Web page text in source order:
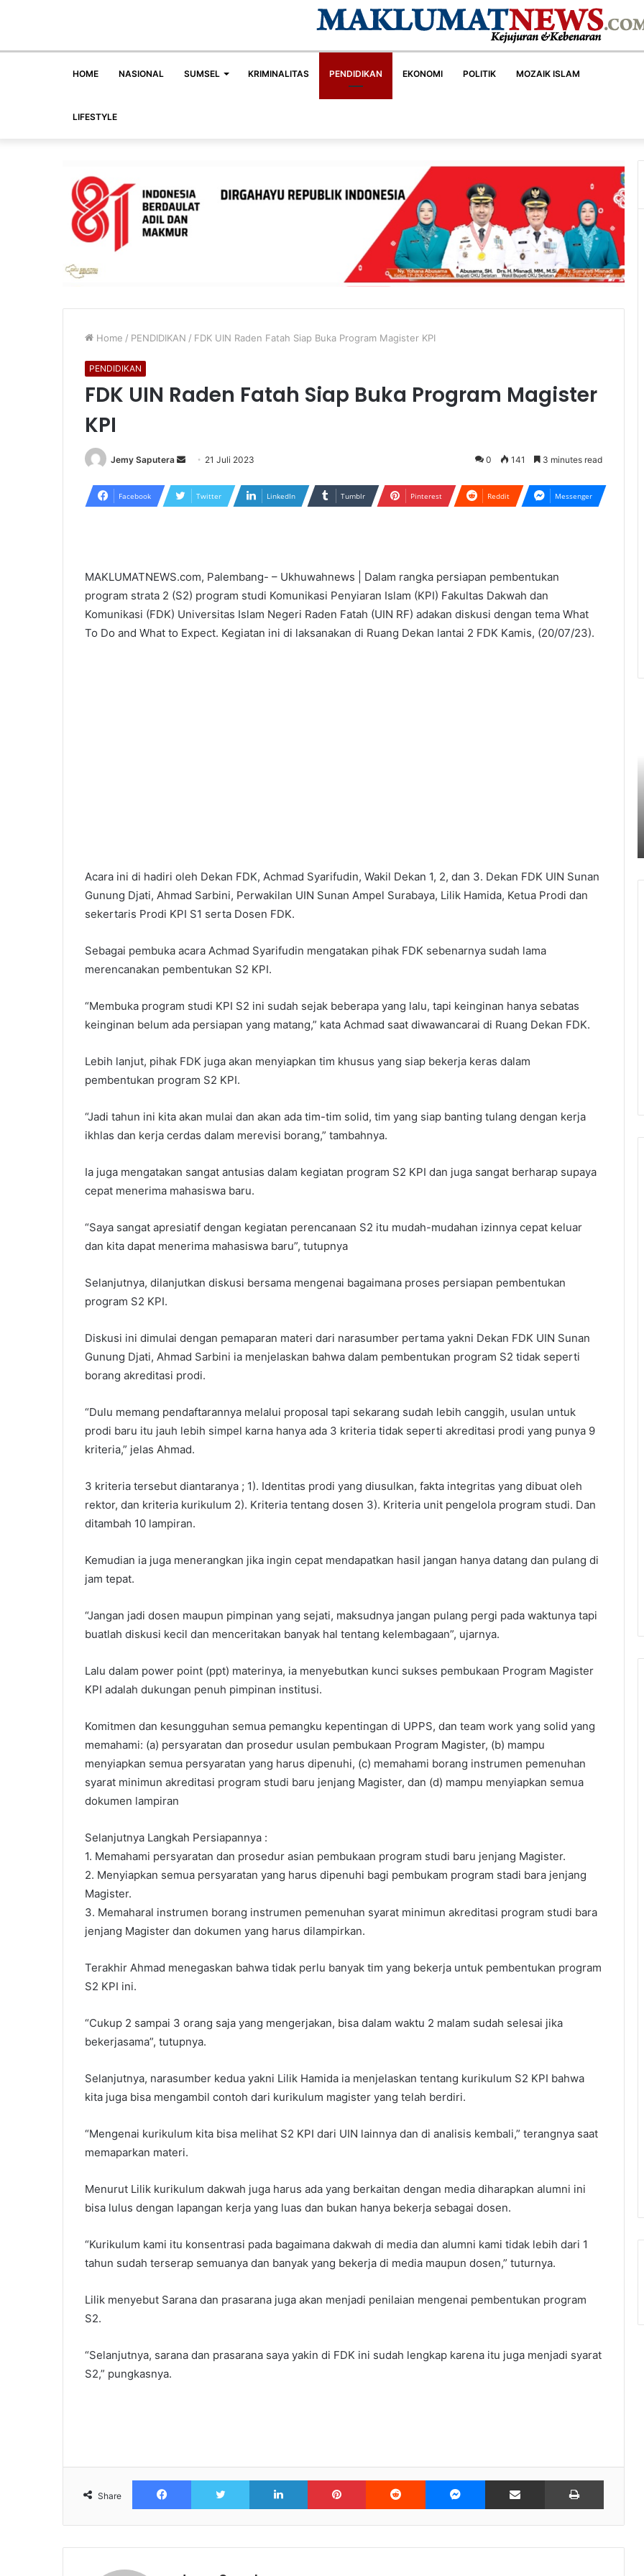
HOME NASIONAL SUMSEL KRIMINALITAS PENDIDIKAN EKONOMI POLITIK MOZAIK ISLAM
LIFESTYLE
Home / PENDIDIKAN / FDK UIN Raden Fatah Siap Buka Program Magister KPI
PENDIDIKAN
FDK UIN Raden Fatah Siap Buka Program Magister
KPI
Jemy Saputera
Send
email
21 Juli 2023 0 141 3 minutes read
Facebook Twitter LinkedIn Tumblr Pinterest Reddit Messenger
MAKLUMATNEWS.com, Palembang- – Ukhuwahnews | Dalam rangka persiapan pembentukan
program strata 2 (S2) program studi Komunikasi Penyiaran Islam (KPI) Fakultas Dakwah dan
Komunikasi (FDK) Universitas Islam Negeri Raden Fatah (UIN RF) adakan diskusi dengan tema What
To Do and What to Expect. Kegiatan ini di laksanakan di Ruang Dekan lantai 2 FDK Kamis, (20/07/23).
Acara ini di hadiri oleh Dekan FDK, Achmad Syarifudin, Wakil Dekan 1, 2, dan 3. Dekan FDK UIN Sunan
Gunung Djati, Ahmad Sarbini, Perwakilan UIN Sunan Ampel Surabaya, Lilik Hamida, Ketua Prodi dan
sekertaris Prodi KPI S1 serta Dosen FDK.
Sebagai pembuka acara Achmad Syarifudin mengatakan pihak FDK sebenarnya sudah lama
merencanakan pembentukan S2 KPI.
“Membuka program studi KPI S2 ini sudah sejak beberapa yang lalu, tapi keinginan hanya sebatas
keinginan belum ada persiapan yang matang,” kata Achmad saat diwawancarai di Ruang Dekan FDK.
Lebih lanjut, pihak FDK juga akan menyiapkan tim khusus yang siap bekerja keras dalam
pembentukan program S2 KPI.
“Jadi tahun ini kita akan mulai dan akan ada tim-tim solid, tim yang siap banting tulang dengan kerja
ikhlas dan kerja cerdas dalam merevisi borang,” tambahnya.
Ia juga mengatakan sangat antusias dalam kegiatan program S2 KPI dan juga sangat berharap supaya
cepat menerima mahasiswa baru.
“Saya sangat apresiatif dengan kegiatan perencanaan S2 itu mudah-mudahan izinnya cepat keluar
dan kita dapat menerima mahasiswa baru”, tutupnya
Selanjutnya, dilanjutkan diskusi bersama mengenai bagaimana proses persiapan pembentukan
program S2 KPI.
Diskusi ini dimulai dengan pemaparan materi dari narasumber pertama yakni Dekan FDK UIN Sunan
Gunung Djati, Ahmad Sarbini ia menjelaskan bahwa dalam pembentukan program S2 tidak seperti
borang akreditasi prodi.
“Dulu memang pendaftarannya melalui proposal tapi sekarang sudah lebih canggih, usulan untuk
prodi baru itu jauh lebih simpel karna hanya ada 3 kriteria tidak seperti akreditasi prodi yang punya 9
kriteria,” jelas Ahmad.
3 kriteria tersebut diantaranya ; 1). Identitas prodi yang diusulkan, fakta integritas yang dibuat oleh
rektor, dan kriteria kurikulum 2). Kriteria tentang dosen 3). Kriteria unit pengelola program studi. Dan
ditambah 10 lampiran.
Kemudian ia juga menerangkan jika ingin cepat mendapatkan hasil jangan hanya datang dan pulang di
jam tepat.
“Jangan jadi dosen maupun pimpinan yang sejati, maksudnya jangan pulang pergi pada waktunya tapi
buatlah diskusi kecil dan menceritakan banyak hal tentang kelembagaan”, ujarnya.
Lalu dalam power point (ppt) materinya, ia menyebutkan kunci sukses pembukaan Program Magister
KPI adalah dukungan penuh pimpinan institusi.
Komitmen dan kesungguhan semua pemangku kepentingan di UPPS, dan team work yang solid yang
memahami: (a) persyaratan dan prosedur usulan pembukaan Program Magister, (b) mampu
menyiapkan semua persyaratan yang harus dipenuhi, (c) memahami borang instrumen pemenuhan
syarat minimun akreditasi program studi baru jenjang Magister, dan (d) mampu menyiapkan semua
dokumen lampiran
Selanjutnya Langkah Persiapannya :
1. Memahami persyaratan dan prosedur asian pembukaan program studi baru jenjang Magister.
2. Menyiapkan semua persyaratan yang harus dipenuhi bagi pembukam program stadi bara jenjang
Magister.
3. Memaharal instrumen borang instrumen pemenuhan syarat minimun akreditasi program studi bara
jenjang Magister dan dokumen yang harus dilampirkan.
Terakhir Ahmad menegaskan bahwa tidak perlu banyak tim yang bekerja untuk pembentukan program
S2 KPI ini.
“Cukup 2 sampai 3 orang saja yang mengerjakan, bisa dalam waktu 2 malam sudah selesai jika
bekerjasama”, tutupnya.
Selanjutnya, narasumber kedua yakni Lilik Hamida ia menjelaskan tentang kurikulum S2 KPI bahwa
kita juga bisa mengambil contoh dari kurikulum magister yang telah berdiri.
“Mengenai kurikulum kita bisa melihat S2 KPI dari UIN lainnya dan di analisis kembali,” terangnya saat
memaparkan materi.
Menurut Lilik kurikulum dakwah juga harus ada yang berkaitan dengan media diharapkan alumni ini
bisa lulus dengan lapangan kerja yang luas dan bukan hanya bekerja sebagai dosen.
“Kurikulum kami itu konsentrasi pada bagaimana dakwah di media dan alumni kami tidak lebih dari 1
tahun sudah terserap semuanya dan banyak yang bekerja di media maupun dosen,” tuturnya.
Lilik menyebut Sarana dan prasarana juga akan menjadi penilaian mengenai pembentukan program
S2.
“Selanjutnya, sarana dan prasarana saya yakin di FDK ini sudah lengkap karena itu juga menjadi syarat
S2,” pungkasnya.
Share
Facebook Twitter LinkedIn Pinterest Reddit Messenger Share via Email Print